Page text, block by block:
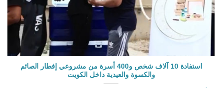
استفادة 10 آلاف شخص و400 أسرة من مشروعي إفطار الصائم
والكسوة والعيدية داخل الكويت